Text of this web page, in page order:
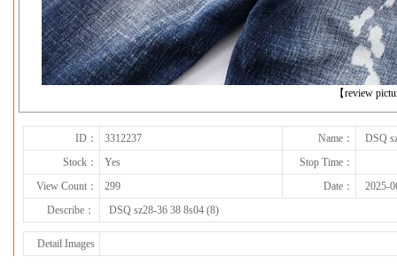
【review
下一张
ID： 3312237 Name：
DSQ
Stock：
Yes
Stop Time：
View Count：
299 Date：
2025-
Describe：
DSQ sz28-36 38 8s04 (8)
Detail Images